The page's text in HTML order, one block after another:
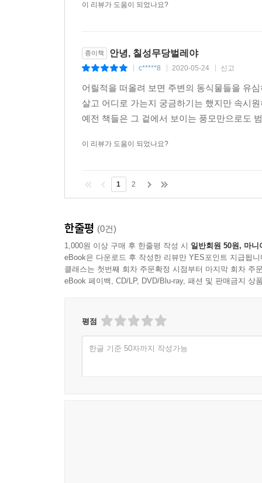
이 리뷰가 도움이 되었나요?
종이책 안녕, 칠성무당벌레야
c*****8 2020-05-24 신고
어릴적을 떠올려 보면 주변의 동식물들을 유
살고 어디로 가는지 궁금하기는 했지만 속시
예전 책들은 그 겉에서 보이는 풍모만으로도
이 리뷰가 도움이 되었나요?
1 2
한줄평 (0건)
1,000원 이상 구매 후 한줄평 작성 시 일반회원 50원, 마니
eBook은 다운로드 후 작성한 리뷰만 YES포인트 지급됩니
클래스는 첫번째 회차 주문확정 시점부터 마지막 회차 주
eBook 페이백, CD/LP, DVD/Blu-ray, 패션 및 판매금지 상
평점
한글 기준 50자까지 작성가능